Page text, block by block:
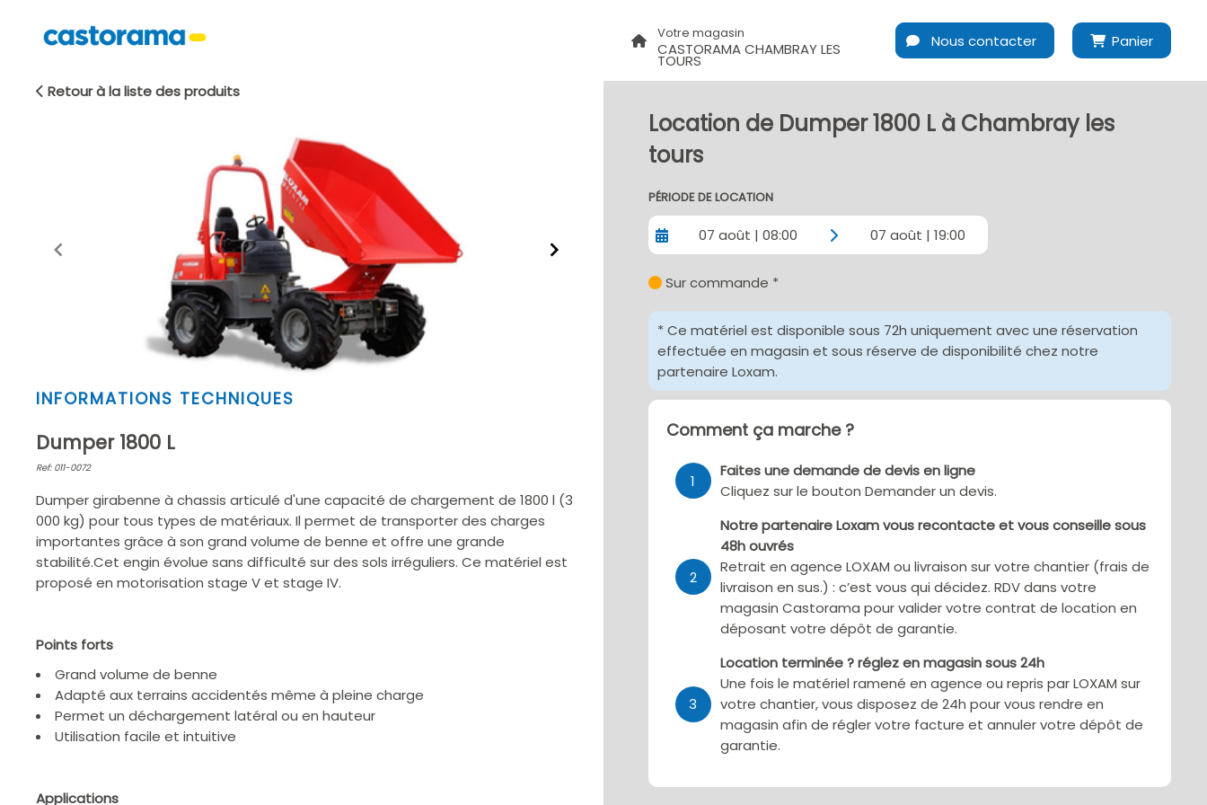
Votre magasin
CASTORAMA CHAMBRAY LES
TOURS
Nous contacter Panier
Retour à la liste des produits
Item
of
2
INFORMATIONS TECHNIQUES
Dumper 1800 L
Ref: 011-0072
Dumper girabenne à chassis articulé d'une capacité de chargement de 1800 l (3
000 kg) pour tous types de matériaux. Il permet de transporter des charges
importantes grâce à son grand volume de benne et offre une grande
stabilité.Cet engin évolue sans difficulté sur des sols irréguliers. Ce matériel est
proposé en motorisation stage V et stage IV.
Points forts
Grand volume de benne
Adapté aux terrains accidentés même à pleine charge
Permet un déchargement latéral ou en hauteur
Utilisation facile et intuitive
Applications
Location de Dumper 1800 L à Chambray les
tours
PÉRIODE DE LOCATION
07 août | 08:00 07 août | 19:00
Sur commande *
* Ce matériel est disponible sous 72h uniquement avec une réservation
effectuée en magasin et sous réserve de disponibilité chez notre
partenaire Loxam.
Comment ça marche ?
1
Faites une demande de devis en ligne
Cliquez sur le bouton Demander un devis.
2
Notre partenaire Loxam vous recontacte et vous conseille sous
48h ouvrés
Retrait en agence LOXAM ou livraison sur votre chantier (frais de
livraison en sus.) : c’est vous qui décidez. RDV dans votre
magasin Castorama pour valider votre contrat de location en
déposant votre dépôt de garantie.
3
Location terminée ? réglez en magasin sous 24h
Une fois le matériel ramené en agence ou repris par LOXAM sur
votre chantier, vous disposez de 24h pour vous rendre en
magasin afin de régler votre facture et annuler votre dépôt de
garantie.